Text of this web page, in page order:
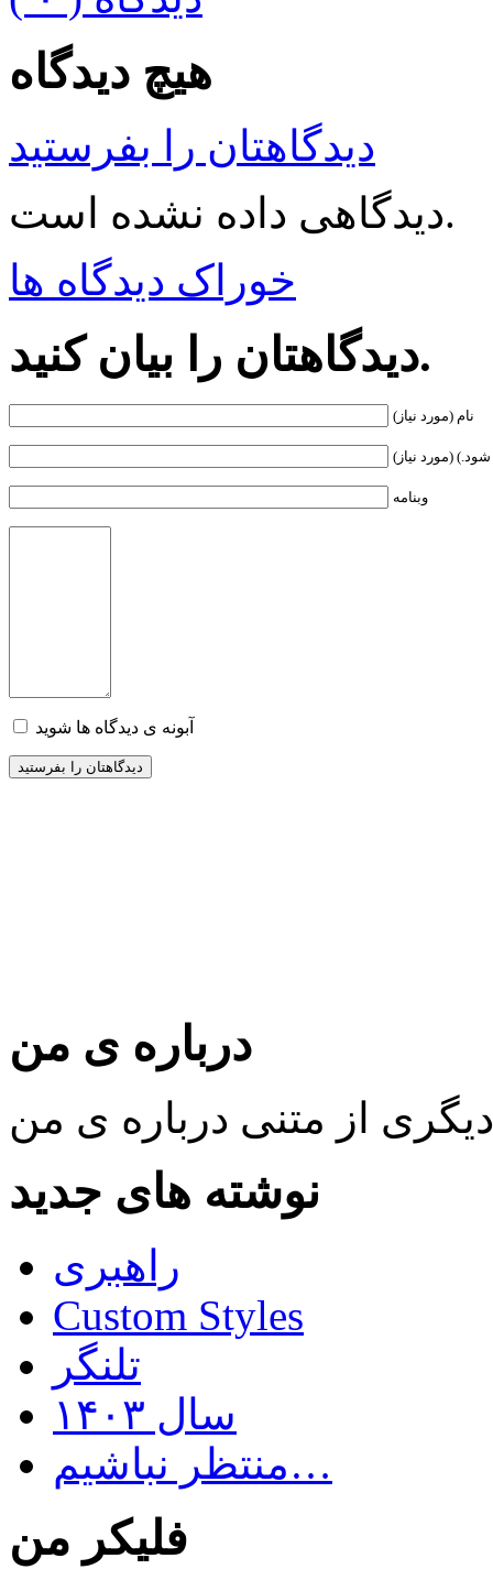
هیچ دیدگاه
دیدگاهتان را بفرستید
دیدگاهی داده نشده است.
خوراک دیدگاه ها
دیدگاهتان را بیان کنید.
نام (مورد نیاز)
(مورد نیاز)
وبنامه
آبونه ی دیدگاه ها شوید
درباره ی من
نوشته های جدید
راهبری
Custom Styles
تلنگر
سال ۱۴۰۳
منتظر نباشیم…
فلیکر من